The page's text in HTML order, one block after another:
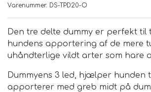
Varenummer: DS-TPD20-O
Den tre delte dummy er perfekt
hundens apportering af de mere
uhåndterlige vildt arter som hare
Dummyens 3 led, hjælper hunden
apporterer med greb midt på